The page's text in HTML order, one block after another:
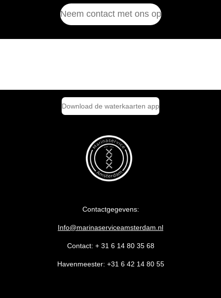
Neem contact met ons op
Download de waterkaarten app
Contactgegevens:
Info@marinaserviceamsterdam.nl
Contact: + 31 6 14 80 35 68
Havenmeester: +31 6 42 14 80 55